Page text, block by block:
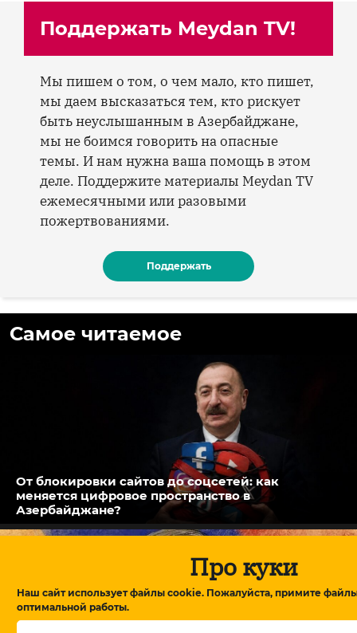
Про куки
Наш сайт использует файлы cookie. Пожалуйста, примите
оптимальной работы.
Поддержать Meydan TV!
Мы пишем о том, о чем мало, кто пишет,
мы даем высказаться тем, кто рискует
быть неуслышанным в Азербайджане,
мы не боимся говорить на опасные
темы. И нам нужна ваша помощь в этом
деле. Поддержите материалы Meydan TV
ежемесячными или разовыми
пожертвованиями.
Поддержать
Самое читаемое
От блокировки сайтов до соцсетей: как
меняется цифровое пространство в
Азербайджане?